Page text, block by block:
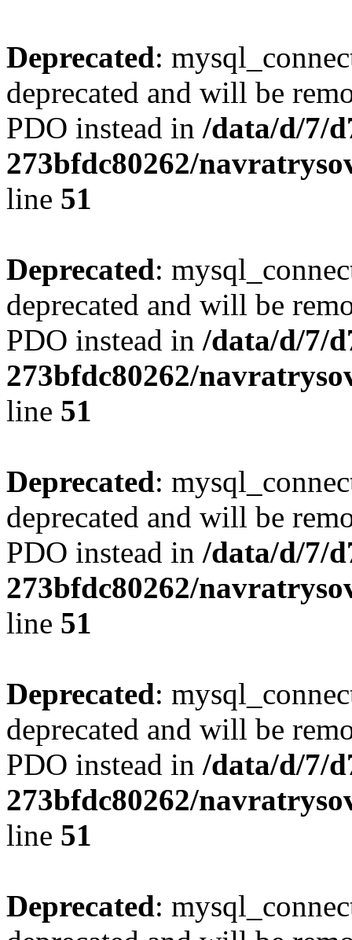
Deprecated:
deprecated and will be
PDO instead in /data/d/7/
273bfdc80262/
line 51
Deprecated:
deprecated and will be
PDO instead in /data/d/7/
273bfdc80262/
line 51
Deprecated:
deprecated and will be
PDO instead in /data/d/7/
273bfdc80262/
line 51
Deprecated:
deprecated and will be
PDO instead in /data/d/7/
273bfdc80262/
line 51
Deprecated: